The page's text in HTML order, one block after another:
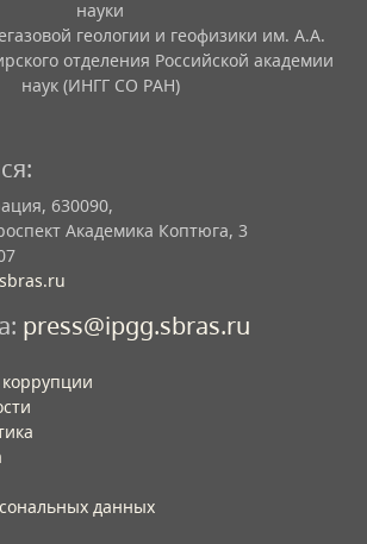
науки
геологии и геофизики им. А.А.
отделения Российской академии
наук (ИНГГ СО РАН)
630090,
Академика Коптюга, 3
press@ipgg.sbras.ru
данных​